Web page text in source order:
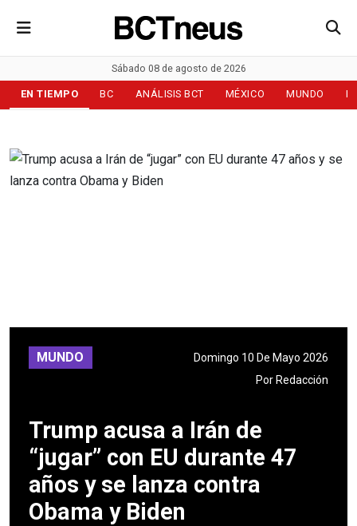
Sábado 08 de agosto de 2026
EN TIEMPO BC ANÁLISIS BCT MÉXICO MUNDO
MUNDO
Domingo 10 De Mayo 2026
Por Redacción
Trump acusa a Irán de
“jugar” con EU durante 47
años y se lanza contra
Obama y Biden